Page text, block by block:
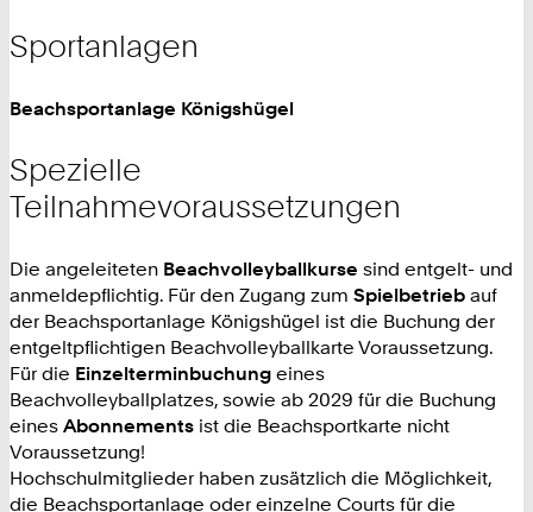
Sportanlagen
Beachsportanlage Königshügel
Spezielle
Teilnahmevoraussetzungen
Die angeleiteten Beachvolleyballkurse sind entgelt- und
anmeldepflichtig. Für den Zugang zum Spielbetrieb auf
der Beachsportanlage Königshügel ist die Buchung der
entgeltpflichtigen Beachvolleyballkarte Voraussetzung.
Für die Einzelterminbuchung eines
Beachvolleyballplatzes, sowie ab 2029 für die Buchung
eines Abonnements ist die Beachsportkarte nicht
Voraussetzung!
Hochschulmitglieder haben zusätzlich die Möglichkeit,
die Beachsportanlage oder einzelne Courts für die